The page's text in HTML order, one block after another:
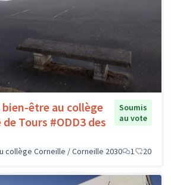
être au collège
Tours #ODD3 des
Soumis
au vote
collège Corneille / Corneille 2030 1 20